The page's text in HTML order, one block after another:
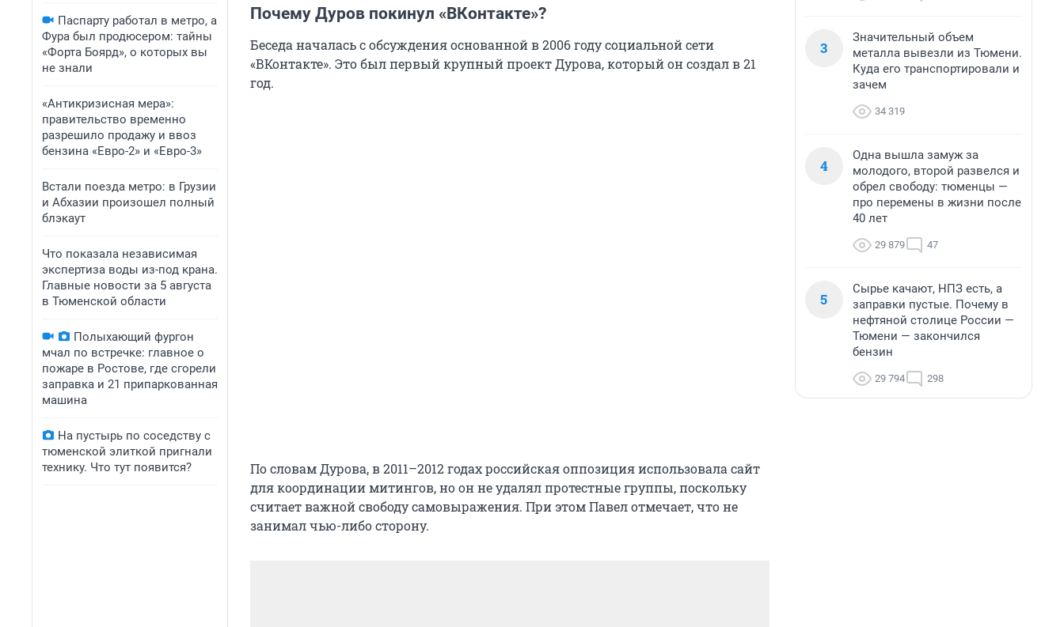
Паспарту работал в метро, а
Фура был продюсером: тайны
«Форта Боярд», о которых вы
не знали
«Антикризисная мера»:
правительство временно
разрешило продажу и ввоз
бензина «Евро-2» и «Евро-3»
Встали поезда метро: в Грузии
и Абхазии произошел полный
блэкаут
Что показала независимая
экспертиза воды из-под крана.
Главные новости за 5 августа
в Тюменской области
Полыхающий фургон
мчал по встречке: главное о
пожаре в Ростове, где сгорели
заправка и 21 припаркованная
машина
На пустырь по соседству с
тюменской элиткой пригнали
технику. Что тут появится?
Почему Дуров покинул «ВКонтакте»?
Беседа началась с обсуждения основанной в 2006 году социальной сети
«ВКонтакте». Это был первый крупный проект Дурова, который он создал в 21
год.
По словам Дурова, в 2011–2012 годах российская оппозиция использовала сайт
для координации митингов, но он не удалял протестные группы, поскольку
считает важной свободу самовыражения. При этом Павел отмечает, что не
занимал чью-либо сторону.
3
Значительный объем
металла вывезли из Тюмени.
Куда его транспортировали и
зачем
34 319
4
Одна вышла замуж за
молодого, второй развелся и
обрел свободу: тюменцы —
про перемены в жизни после
40 лет
29 879 47
5
Сырье качают, НПЗ есть, а
заправки пустые. Почему в
нефтяной столице России —
Тюмени — закончился
бензин
29 794 298